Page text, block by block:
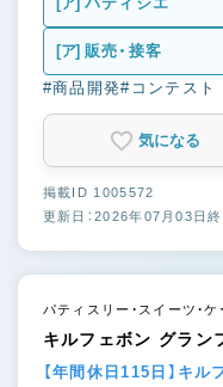
[ア] 販売・接客
#商品開発#コンテスト
気になる
掲載ID 1005572
更新日：2026年07月03日
パティスリー・スイーツ・ケ
キルフェボン グラン
【年間休日115日】キ